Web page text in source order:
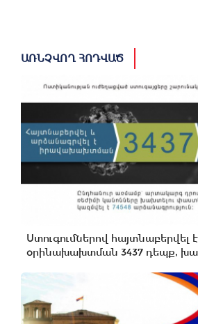
ԱՌՆՉՎՈՂ ՀՈԴՎԱԾ
Ստուգումներով հայտնաբերվել է
օրինախախտման 3437 դեպք,